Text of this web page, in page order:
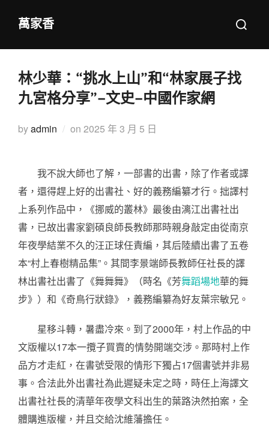
萬家香
Search
林少華：“挑水上山”和“林家展子找
九宮格分享”–文史–中國作家網
byadmin on Posted
2025 年 3 月 5 日
我不說大師也了解，一部書的出書，除了作者或譯
者，還得趕上好的出書社、好的義務編纂才行。拙譯村
上系列作品中，《挪威的叢林》最後由漓江出書社出
書，已故出書家劉碩良師長教師那時親身敲定由從南京
年夜學結業不久的汪正球任責編，其后陸續出書了五卷
本“村上春樹精品集”。其間李景端師長教師任社長的譯
林出書社出書了《舞舞舞》（時名《芳舞蹈場地華的舞
步》）和《奇鳥行狀錄》，義務編纂為好友葉宗敏兄。
星移斗轉，暑盡冷來。到了2000年，村上作品的中
文版權以17本一攬子買賣的情勢開端交涉。那時村上作
品方才走紅，在書號受限的情形下獨占17個書號并非易
事。合法此外出書社為此遲疑未定之時，時任上海譯文
出書社社長的清華年夜學文科出生的葉路決然拍案，全
體購進版權，并且交給沈維藩擔任。